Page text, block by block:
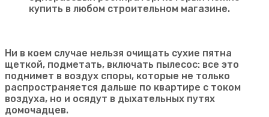
купить в любом строительном магазине.
Ни в коем случае нельзя очищать сухие пятна
щеткой, подметать, включать пылесос: все это
поднимет в воздух споры, которые не только
распространяется дальше по квартире с током
воздуха, но и осядут в дыхательных путях
домочадцев.